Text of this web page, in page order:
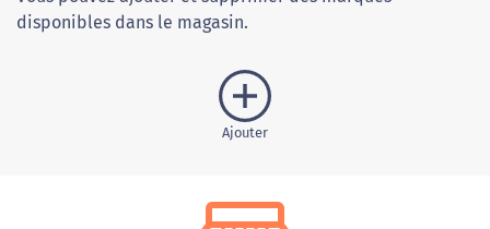
disponibles dans le magasin.
Ajouter